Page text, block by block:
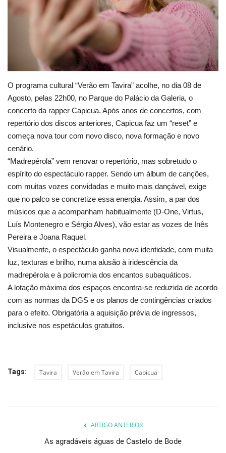
Estatuto Editorial
Ficha técnica
Cultura
Lazer
Ambiente
O programa cultural “Verão em Tavira” acolhe, no dia 08 de
Agosto, pelas 22h00, no Parque do Palácio da Galeria, o
concerto da rapper Capicua. Após anos de concertos, com
repertório dos discos anteriores, Capicua faz um “reset” e
começa nova tour com novo disco, nova formação e novo
cenário.
“Madrepérola” vem renovar o repertório, mas sobretudo o
espírito do espectáculo rapper. Sendo um álbum de canções,
com muitas vozes convidadas e muito mais dançável, exige
que no palco se concretize essa energia. Assim, a par dos
músicos que a acompanham habitualmente (D-One, Virtus,
Luís Montenegro e Sérgio Alves), vão estar as vozes de Inês
Pereira e Joana Raquel.
Visualmente, o espectáculo ganha nova identidade, com muita
luz, texturas e brilho, numa alusão à iridescência da
madrepérola e à policromia dos encantos subaquáticos.
A l otação máxima dos espaços encontra-se reduzida de acordo
com as normas da DGS e os planos de contingências criados
para o efeito. Obrigatória a aquisição prévia de ingressos,
inclusive nos espetáculos gratuitos.
Tags: Tavira Verão em Tavira Capicua
ARTIGO ANTERIOR
As agradáveis águas de Castelo de Bode